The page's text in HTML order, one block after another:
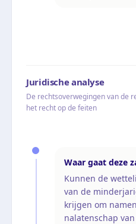
Juridische analyse
De rechtsoverwegingen van de
het recht op de feiten
Waar gaat deze
Kunnen de
van de
krijgen om
nalatenschap